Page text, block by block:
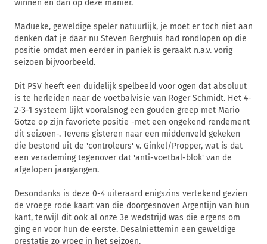
winnen en dan op deze manier.
Madueke, geweldige speler natuurlijk, je moet er toch niet aan
denken dat je daar nu Steven Berghuis had rondlopen op die
positie omdat men eerder in paniek is geraakt n.a.v. vorig
seizoen bijvoorbeeld.
Dit PSV heeft een duidelijk spelbeeld voor ogen dat absoluut
is te herleiden naar de voetbalvisie van Roger Schmidt. Het 4-
2-3-1 systeem lijkt vooralsnog een gouden greep met Mario
Gotze op zijn favoriete positie -met een ongekend rendement
dit seizoen-. Tevens gisteren naar een middenveld gekeken
die bestond uit de 'controleurs' v. Ginkel/Propper, wat is dat
een verademing tegenover dat 'anti-voetbal-blok' van de
afgelopen jaargangen.
Desondanks is deze 0-4 uiteraard enigszins vertekend gezien
de vroege rode kaart van die doorgesnoven Argentijn van hun
kant, terwijl dit ook al onze 3e wedstrijd was die ergens om
ging en voor hun de eerste. Desalniettemin een geweldige
prestatie zo vroeg in het seizoen.